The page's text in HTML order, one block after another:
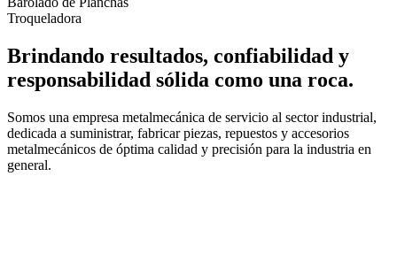
Troqueladora
Brindando resultados, confiabilidad y
responsabilidad sólida como una roca.
Somos una empresa metalmecánica de servicio al sector industrial,
dedicada a suministrar, fabricar piezas, repuestos y accesorios
metalmecánicos de óptima calidad y precisión para la industria en
general.